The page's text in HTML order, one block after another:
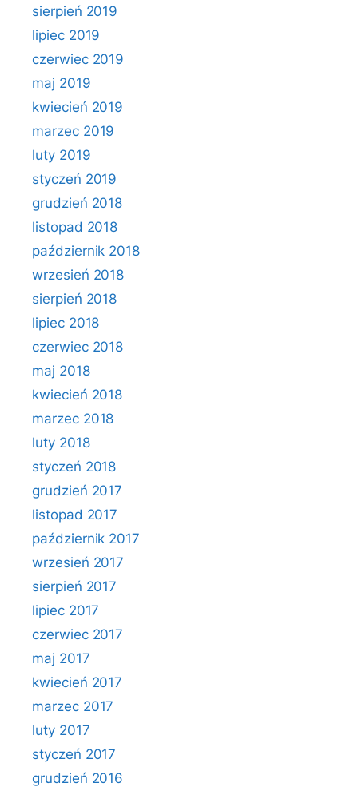
sierpień 2019
lipiec 2019
czerwiec 2019
maj 2019
kwiecień 2019
marzec 2019
luty 2019
styczeń 2019
grudzień 2018
listopad 2018
październik 2018
wrzesień 2018
sierpień 2018
lipiec 2018
czerwiec 2018
maj 2018
kwiecień 2018
marzec 2018
luty 2018
styczeń 2018
grudzień 2017
listopad 2017
październik 2017
wrzesień 2017
sierpień 2017
lipiec 2017
czerwiec 2017
maj 2017
kwiecień 2017
marzec 2017
luty 2017
styczeń 2017
grudzień 2016